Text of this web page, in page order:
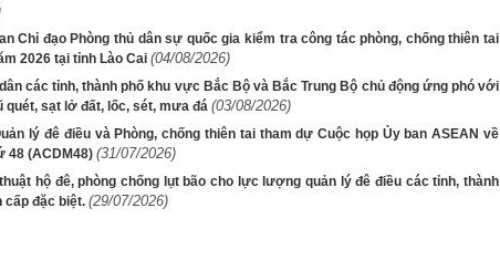
Chỉ đạo Phòng thủ dân sự quốc gia kiểm tra công tác phòng, chống thiên tai
2026 tại tỉnh Lào Cai(04/08/2026)
các tỉnh, thành phố khu vực Bắc Bộ và Bắc Trung Bộ chủ động ứng phó với
quét, sạt lở đất, lốc, sét, mưa đá(03/08/2026)
lý đê điều và Phòng, chống thiên tai tham dự Cuộc họp Ủy ban ASEAN về
48 (ACDM48)(31/07/2026)
hộ đê, phòng chống lụt bão cho lực lượng quản lý đê điều các tỉnh, thành
cấp đặc biệt.(29/07/2026)